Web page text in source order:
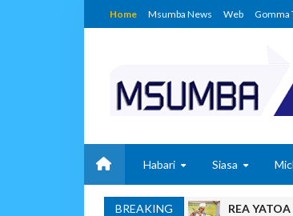
Home Msumba News Web Gomma
Habari Siasa
BREAKING
REA